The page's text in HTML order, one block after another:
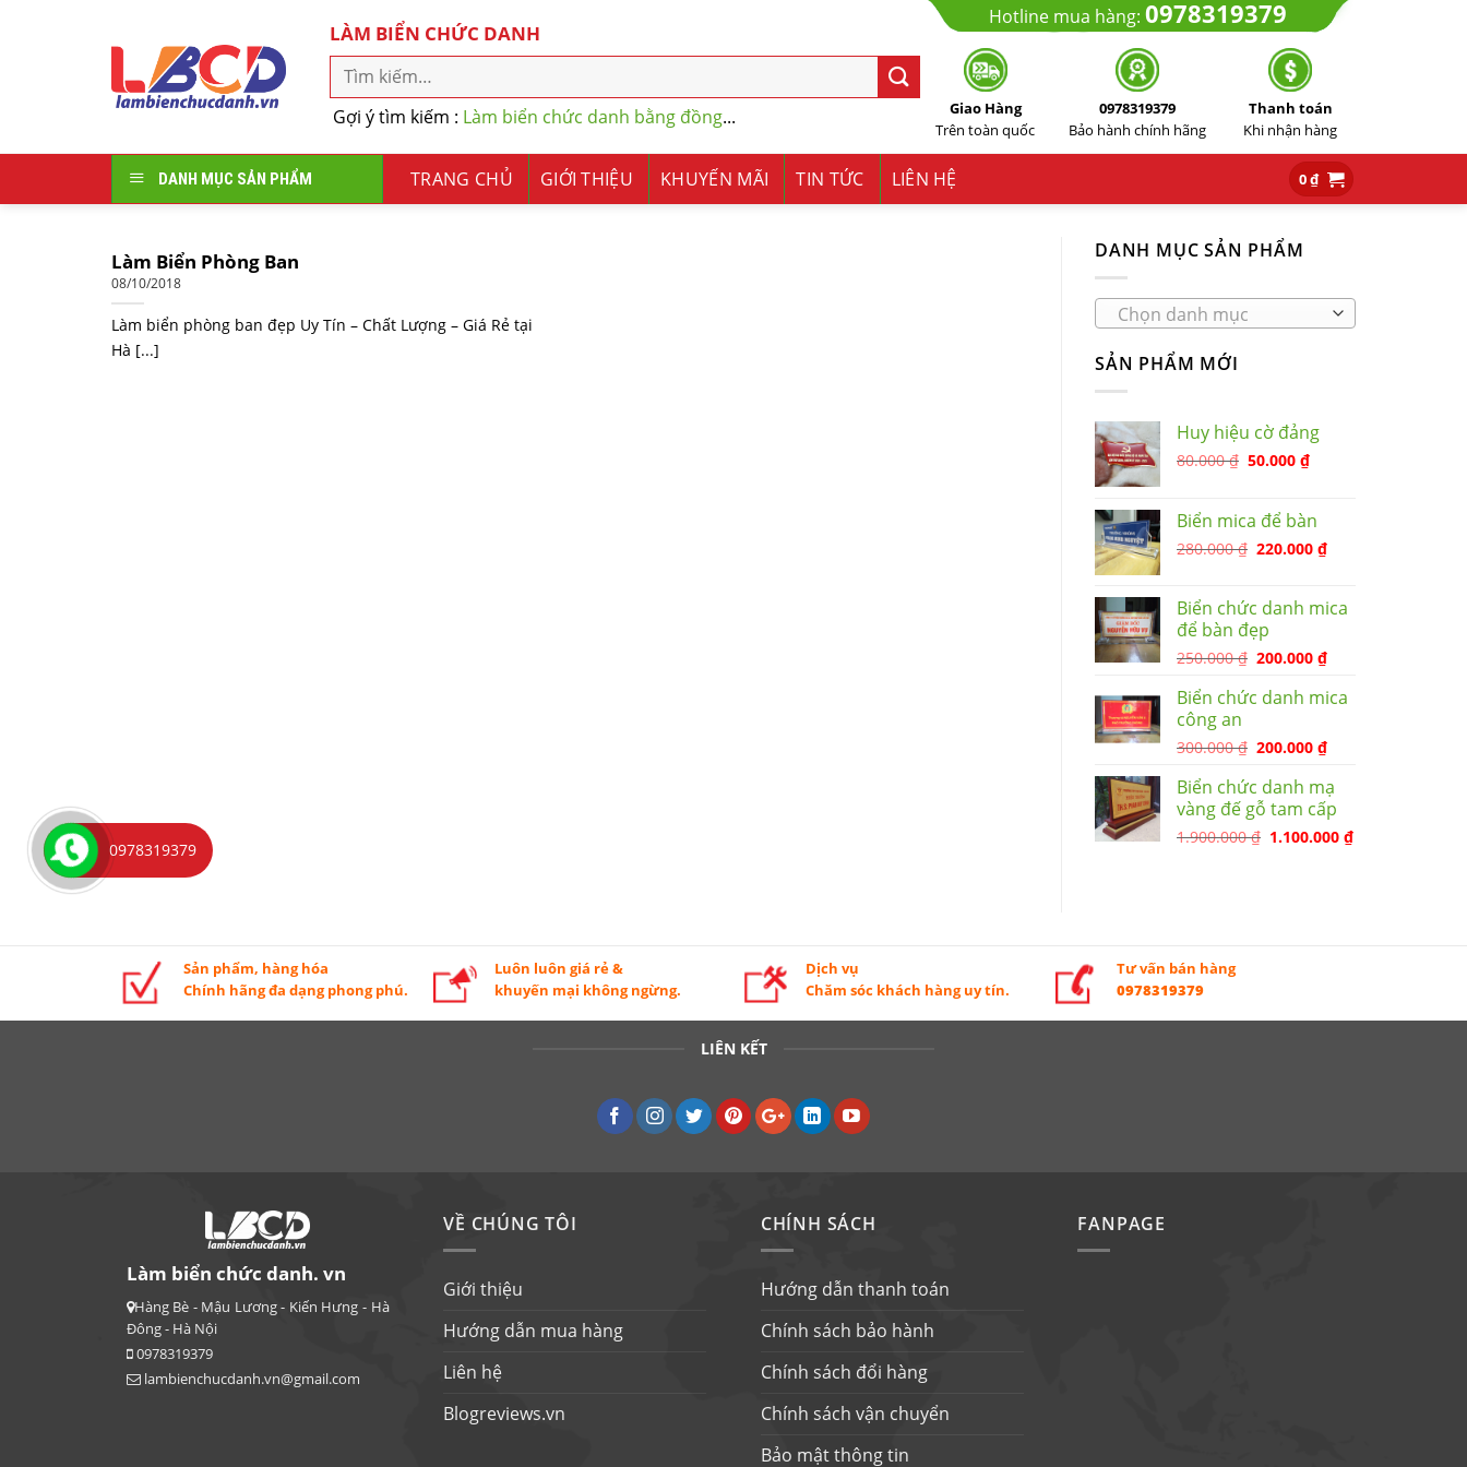
LÀM BIỂN CHỨC DANH
Gợi ý tìm kiếm : Làm biển chức danh bằng đồng...
Hotline mua hàng: 0978319379
Giao Hàng
Trên toàn quốc
0978319379
Bảo hành chính hãng
Thanh toán
Khi nhận hàng
DANH MỤC SẢN PHẨM TRANG CHỦ GIỚI THIỆU KHUYẾN MÃI TIN TỨC LIÊN HỆ 0₫
Làm Biển Phòng Ban
08/10/2018
Làm biển phòng ban đẹp Uy Tín – Chất Lượng – Giá Rẻ tại
Hà [...]
DANH MỤC SẢN PHẨM
Chọn danh mục
SẢN PHẨM MỚI
Huy hiệu cờ đảng
80.000₫ 50.000₫
Biển mica để bàn
280.000₫ 220.000₫
Biển chức danh mica
để bàn đẹp
250.000₫ 200.000₫
Biển chức danh mica
công an
300.000₫ 200.000₫
Biển chức danh mạ
vàng đế gỗ tam cấp
1.900.000₫ 1.100.000₫
Sản phẩm, hàng hóa
Chính hãng đa dạng phong phú.
Luôn luôn giá rẻ &
khuyến mại không ngừng.
Dịch vụ
Chăm sóc khách hàng uy tín.
Tư vấn bán hàng
0978319379
LIÊN KẾT
Làm biển chức danh. vn
Hàng Bè - Mậu Lương - Kiến Hưng - Hà
Đông - Hà Nội
0978319379
lambienchucdanh.vn@gmail.com
VỀ CHÚNG TÔI
Giới thiệu
Hướng dẫn mua hàng
Liên hệ
Blogreviews.vn
CHÍNH SÁCH
Hướng dẫn thanh toán
Chính sách bảo hành
Chính sách đổi hàng
Chính sách vận chuyển
Bảo mật thông tin
FANPAGE
0978319379